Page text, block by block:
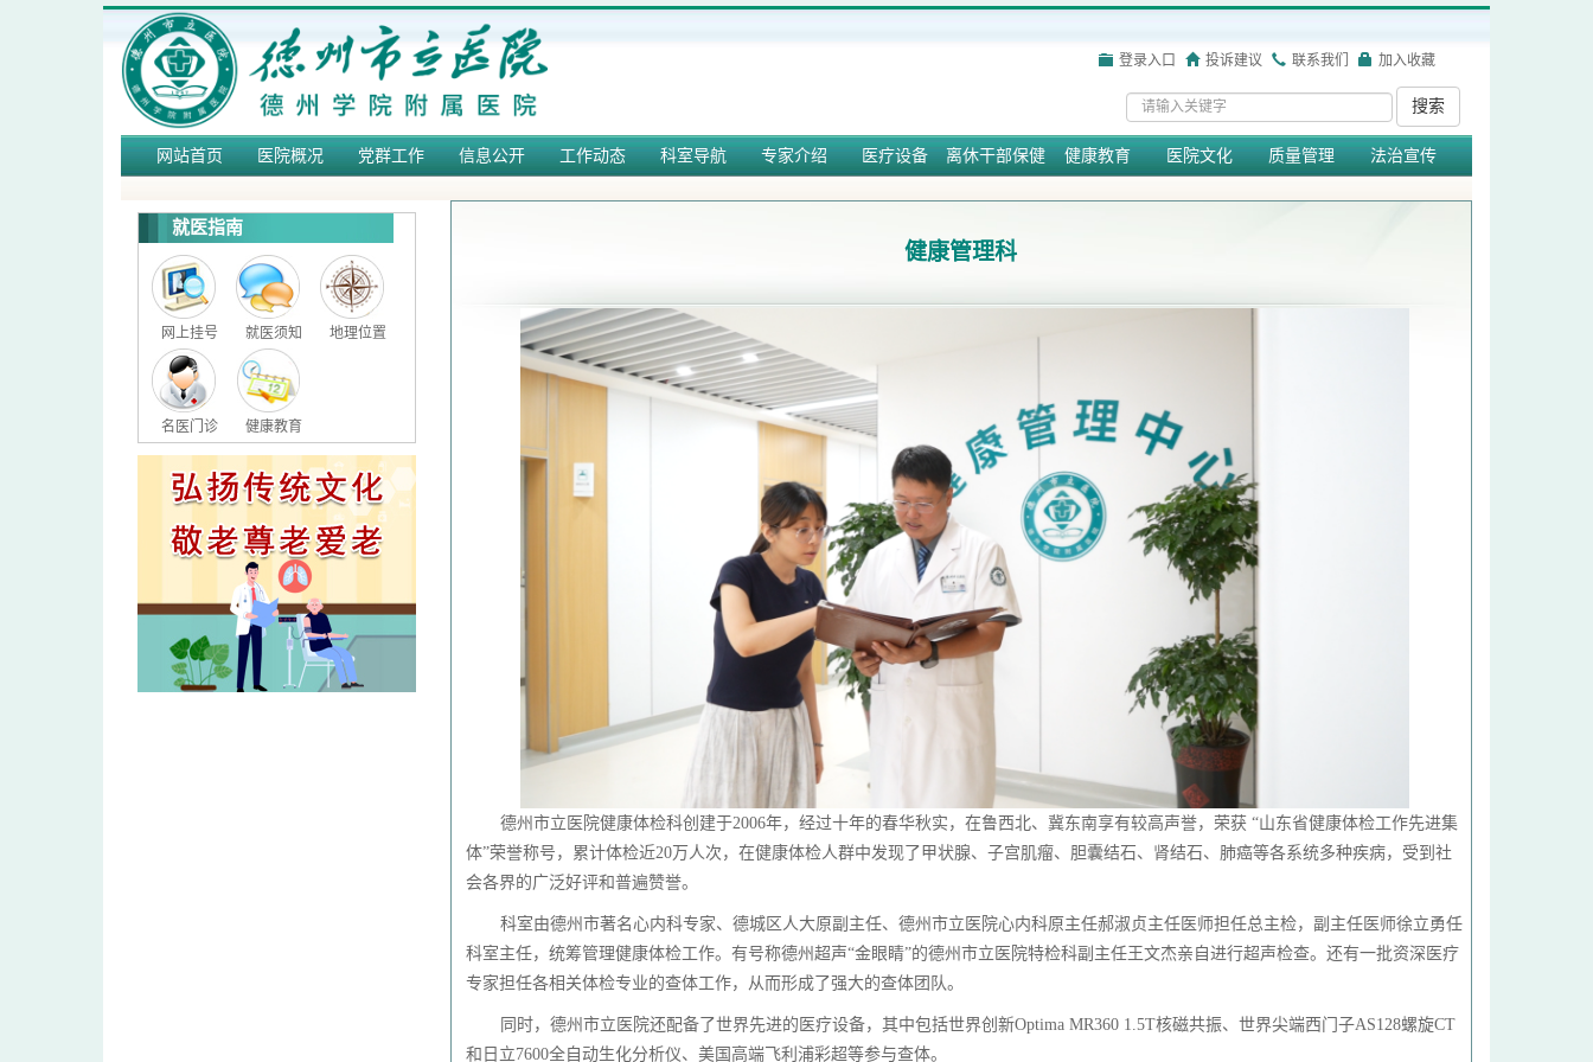
登录入口 投诉建议 联系我们 加入收藏
搜索
网站首页 医院概况 党群工作 信息公开 工作动态 科室导航 专家介绍 医疗设备 离休干部保健 健康教育 医院文化 质量管理 法治宣传
就医指南
网上挂号 就医须知 地理位置
名医门诊 健康教育
健康管理科
德州市立医院健康体检科创建于2006年，经过十年的春华秋实，在鲁西北、冀东南享有较高声誉，荣获 “山东省健康体检工作先进集
体”荣誉称号，累计体检近20万人次，在健康体检人群中发现了甲状腺、子宫肌瘤、胆囊结石、肾结石、肺癌等各系统多种疾病，受到社
会各界的广泛好评和普遍赞誉。
科室由德州市著名心内科专家、德城区人大原副主任、德州市立医院心内科原主任郝淑贞主任医师担任总主检，副主任医师徐立勇任
科室主任，统筹管理健康体检工作。有号称德州超声“金眼睛”的德州市立医院特检科副主任王文杰亲自进行超声检查。还有一批资深医疗
专家担任各相关体检专业的查体工作，从而形成了强大的查体团队。
同时，德州市立医院还配备了世界先进的医疗设备，其中包括世界创新Optima MR360 1.5T核磁共振、世界尖端西门子AS128螺旋CT
和日立7600全自动生化分析仪、美国高端飞利浦彩超等参与查体。